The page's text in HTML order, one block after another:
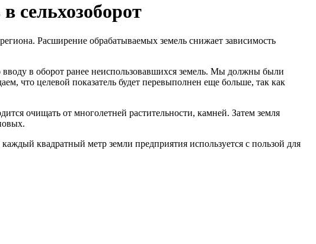
сельхозоборот
Расширение обрабатываемых земель снижает зависимость
вводу в оборот ранее неиспользовавшихся земель. Мы должны были
что целевой показатель будет перевыполнен еще больше, так как
очищать от многолетней растительности, камней. Затем земля
квадратный метр земли предприятия используется с пользой для